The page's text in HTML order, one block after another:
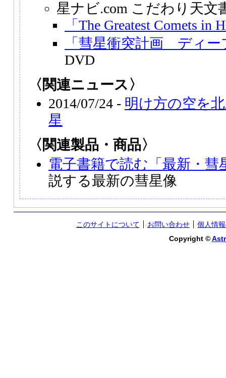
星ナビ.com こだわり天文
「The Greatest Comets in
「彗星衝突計画 ディ
DVD
〈関連ニュース〉
2014/07/24 - 明け方の空を
星
〈関連製品・商品〉
電子書籍で読む「最新・彗
説する最新の彗星像
このサイトについて お問い合わせ
個人情
Copyright ©